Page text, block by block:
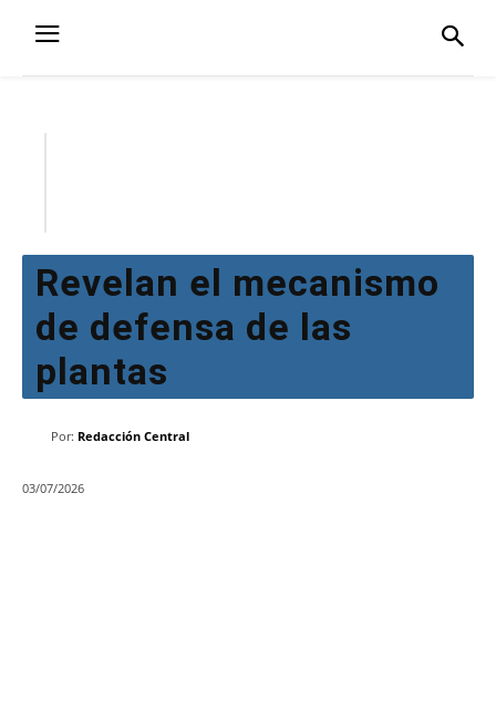
Revelan el mecanismo
de defensa de las
plantas
Por: Redacción Central
03/07/2026